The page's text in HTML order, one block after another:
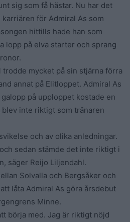
sig som få hästar. Nu har det
för Admiral As som
hittills hade han som
lopp på elva starter och sprang
trodde mycket på sin stjärna förra
annat på Elitloppet. Admiral As
på upploppet kostade en
inte riktigt som tränaren
och av olika anledningar.
sedan stämde det inte riktigt i
säger Reijo Liljendahl.
Solvalla och Bergsåker och
låta Admiral As göra årsdebut
Minne.
börja med. Jag är riktigt nöjd